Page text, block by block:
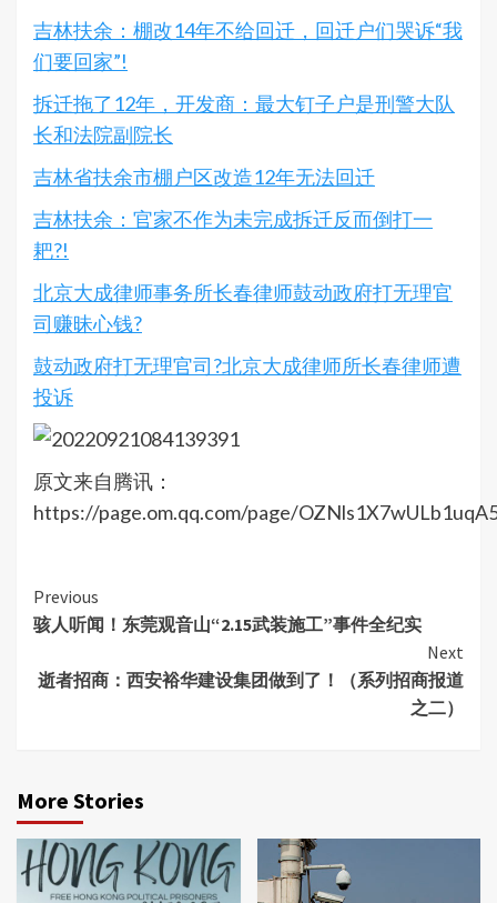
吉林扶余：棚改14年不给回迁，回迁户们哭诉“我
们要回家”!
拆迁拖了12年，开发商：最大钉子户是刑警大队
长和法院副院长
吉林省扶余市棚户区改造12年无法回迁
吉林扶余：官家不作为未完成拆迁反而倒打一
耙?!
北京大成律师事务所长春律师鼓动政府打无理官
司赚昧心钱?
鼓动政府打无理官司?北京大成律师所长春律师遭
投诉
原文来自腾讯：
https://page.om.qq.com/page/
Continue
Reading
Previous
骇人听闻！东莞观音山“2.15武装施工”事件全纪实
Next
逝者招商：西安裕华建设集团做到了！（系列招商报道
之二）
More Stories